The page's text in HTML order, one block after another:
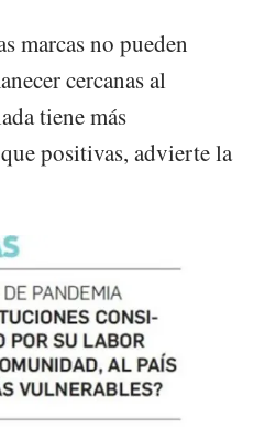
marcas no pueden
cercanas al
tiene más
positivas, advierte la